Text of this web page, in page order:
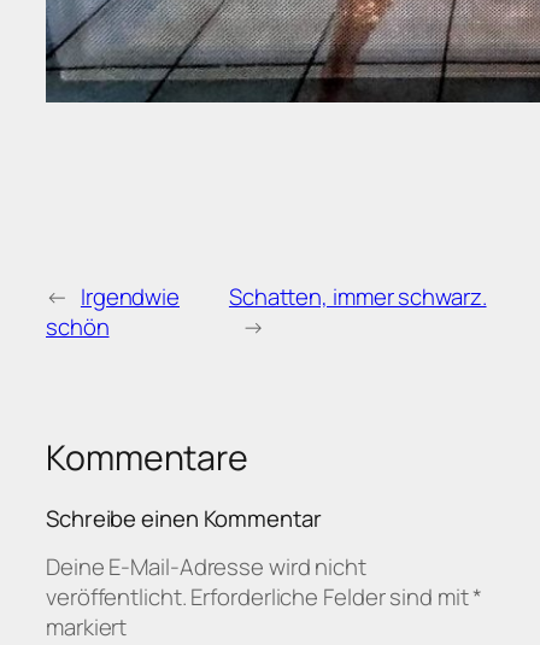
← Irgendwie
schön
Schatten, immer schwarz.
→
Kommentare
Schreibe einen Kommentar
Deine E-Mail-Adresse wird nicht
veröffentlicht.Erforderliche Felder sind mit*
markiert